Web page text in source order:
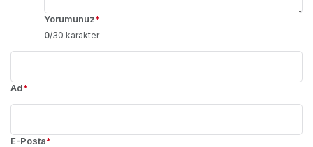
Yorumunuz*
0/30 karakter
Ad*
E-Posta*